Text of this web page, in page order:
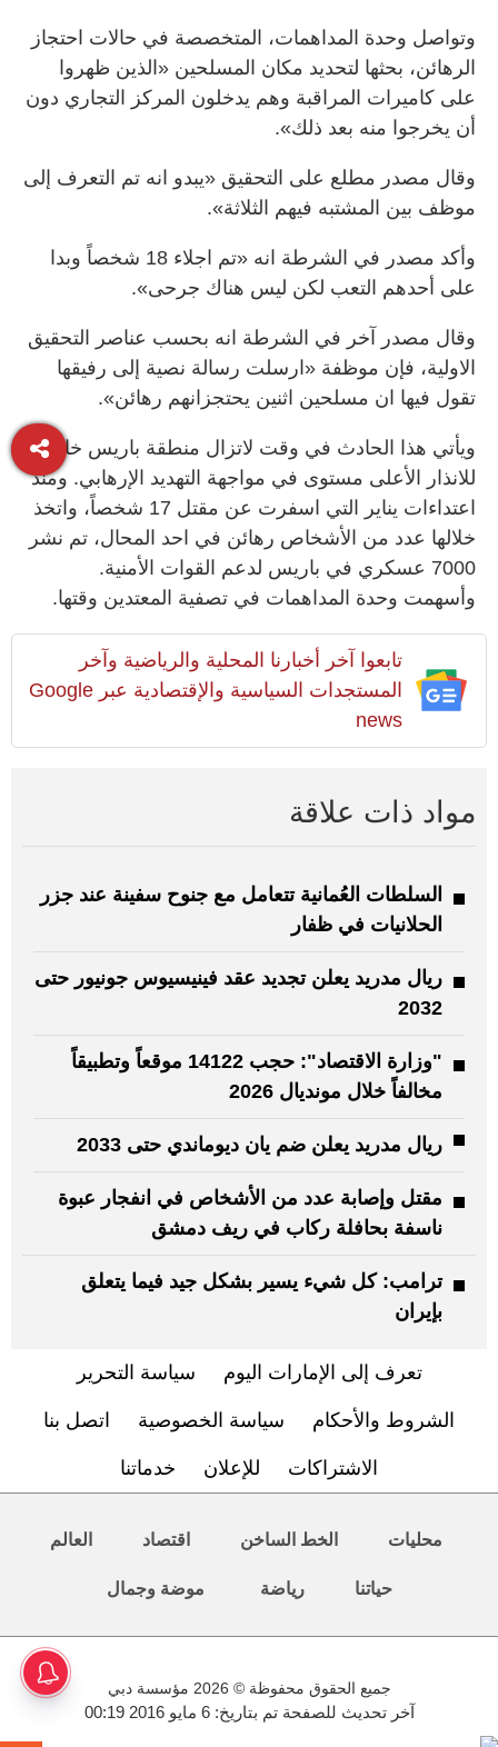
وتواصل وحدة المداهمات، المتخصصة في حالات احتجاز
الرهائن، بحثها لتحديد مكان المسلحين «الذين ظهروا
على كاميرات المراقبة وهم يدخلون المركز التجاري دون
أن يخرجوا منه بعد ذلك».
وقال مصدر مطلع على التحقيق «يبدو انه تم التعرف إلى
موظف بين المشتبه فيهم الثلاثة».
وأكد مصدر في الشرطة انه «تم اجلاء 18 شخصاً وبدا
على أحدهم التعب لكن ليس هناك جرحى».
وقال مصدر آخر في الشرطة انه بحسب عناصر التحقيق
الاولية، فإن موظفة «ارسلت رسالة نصية إلى رفيقها
تقول فيها ان مسلحين اثنين يحتجزانهم رهائن».
ويأتي هذا الحادث في وقت لاتزال منطقة باريس خاضعة
للانذار الأعلى مستوى في مواجهة التهديد الإرهابي. ومنذ
اعتداءات يناير التي اسفرت عن مقتل 17 شخصاً، واتخذ
خلالها عدد من الأشخاص رهائن في احد المحال، تم نشر
7000 عسكري في باريس لدعم القوات الأمنية.
وأسهمت وحدة المداهمات في تصفية المعتدين وقتها.
تابعوا آخر أخبارنا المحلية والرياضية وآخر
المستجدات السياسية والإقتصادية عبر Google
news
مواد ذات علاقة
السلطات العُمانية تتعامل مع جنوح سفينة عند جزر
الحلانيات في ظفار
ريال مدريد يعلن تجديد عقد فينيسيوس جونيور حتى
2032
"وزارة الاقتصاد": حجب 14122 موقعاً وتطبيقاً
مخالفاً خلال مونديال 2026
ريال مدريد يعلن ضم يان ديوماندي حتى 2033
مقتل وإصابة عدد من الأشخاص في انفجار عبوة
ناسفة بحافلة ركاب في ريف دمشق
ترامب: كل شيء يسير بشكل جيد فيما يتعلق
بإيران
تعرف إلى الإمارات اليوم سياسة التحرير
الشروط والأحكام سياسة الخصوصية اتصل بنا
الاشتراكات للإعلان خدماتنا
محليات الخط الساخن اقتصاد العالم
حياتنا رياضة موضة وجمال
جميع الحقوق محفوظة © 2026 مؤسسة دبي
آخر تحديث للصفحة تم بتاريخ: 6 مايو 2016 00:19